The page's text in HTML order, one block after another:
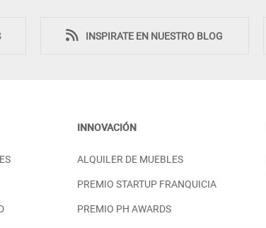
INSPIRATE EN NUESTRO BLOG
INNOVACIÓN
ALQUILER DE MUEBLES
PREMIO STARTUP FRANQUICIA
PREMIO PH AWARDS